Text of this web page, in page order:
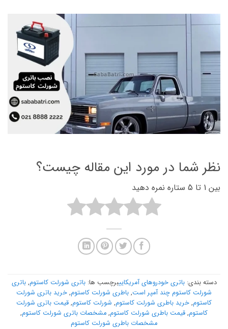
نظر شما در مورد این مقاله چیست؟
بین 1 تا 5 ستاره نمره دهید
دسته بندی:باتری خودروهای آمریکاییبرچسب ها:باتری شورلت کاستوم,باتری
شورلت کاستوم چند آمپر است, باطری شورلت کاستوم, خرید باتری شورلت
کاستوم, خرید باطری شورلت کاستوم, شورلت کاستوم, قیمت باتری شورلت
کاستوم, قیمت باطری شورلت کاستوم, مشخصات باتری شورلت کاستوم,
مشخصات باطری شورلت کاستوم